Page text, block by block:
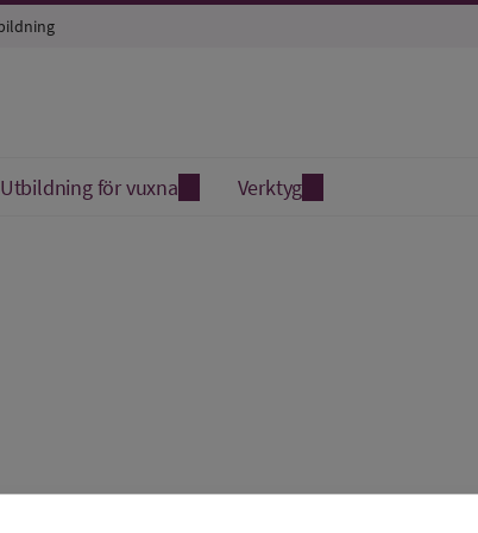
Utbildning för vuxna Verktyg